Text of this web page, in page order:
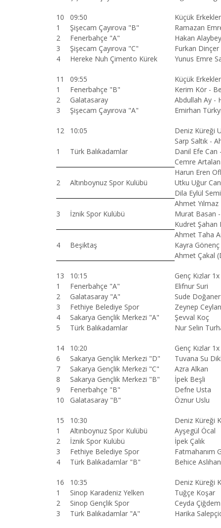
10 09:50
Küçük
1
Şişecam Çayırova "B"
Ramazan
2
Fenerbahçe "A"
Hakan
3
Şişecam Çayırova "C"
Furkan Dinçer
4
Hereke Nuh Çimento Kürek Yunus Emre
11 09:55
Küçük
1
Fenerbahçe "B"
Kerim Kör -
2
Galatasaray
Abdullah Ay -
3
Şişecam Çayırova "A" Emirhan
12 10:05 Deniz Küreği
1 Türk Balıkadamlar
Sarp Saltık -
Danil Efe
Cemre
2 Altınboynuz Spor Kulübü
Harun Eren
Utku Uğur
Dila Eylül
3 İznik Spor Kulübü
Ahmet
Murat Basan
Kudret Şahan
4 Beşiktaş
Ahmet Taha
Kayra
Ahmet Çakal
13 10:15
Genç Kızlar
1
Fenerbahçe "A"
Elifnur Suri
2
Galatasaray "A"
Sude Doğaner
3
Fethiye Belediye Spor
Zeynep Ceylan
4
Sakarya Gençlik Merkezi "A"
Şevval Koç
5
Türk Balıkadamlar Nur Selin
14 10:20
Genç Kızlar
6
Sakarya Gençlik Merkezi "D"
Tuvana Su
7
Sakarya Gençlik Merkezi "C"
Azra Alkan
8
Sakarya Gençlik Merkezi "B"
İpek Beşli
9
Fenerbahçe "B"
Defne Usta
10
Galatasaray "B" Öznur Uslu
15 10:30
Deniz
1
Altınboynuz Spor Kulübü
Ayşegül Öcal
2
İznik Spor Kulübü
İpek Çalık
3
Fethiye Belediye Spor
Fatmahanım
4
Türk Balıkadamlar "B" Behice
16 10:35
Deniz
1
Sinop Karadeniz Yelken
Tuğçe Koşar
2
Sinop Gençlik Spor
Ceyda Çiğdem
3
Türk Balıkadamlar "A" Harika